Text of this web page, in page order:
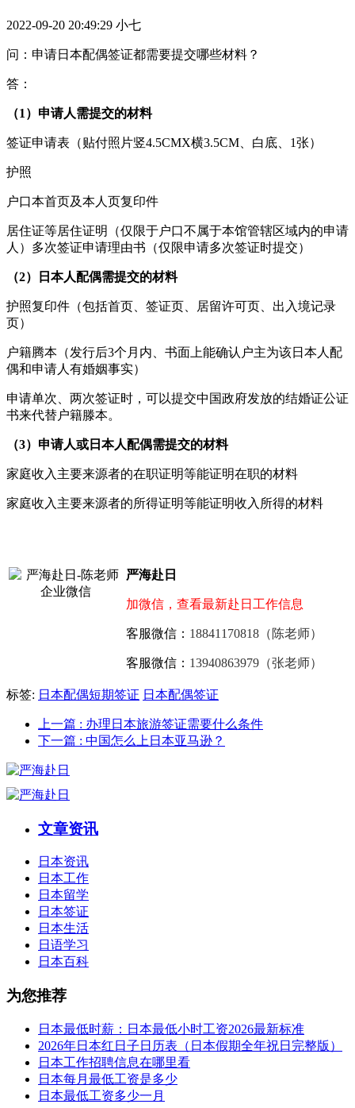
2022-09-20 20:49:29 小七
问：申请日本配偶签证都需要提交哪些材料？
答：
（1）申请人需提交的材料
签证申请表（贴付照片竖4.5CMX横3.5CM、白底、1张）
护照
户口本首页及本人页复印件
居住证等居住证明（仅限于户口不属于本馆管辖区域内的申请
人）多次签证申请理由书（仅限申请多次签证时提交）
（2）日本人配偶需提交的材料
护照复印件（包括首页、签证页、居留许可页、出入境记录
页）
户籍腾本（发行后3个月内、书面上能确认户主为该日本人配
偶和申请人有婚姻事实）
申请单次、两次签证时，可以提交中国政府发放的结婚证公证
书来代替户籍滕本。
（3）申请人或日本人配偶需提交的材料
家庭收入主要来源者的在职证明等能证明在职的材料
家庭收入主要来源者的所得证明等能证明收入所得的材料
严海赴日
加微信，查看最新赴日工作信息
客服微信： 18841170818（陈老师）
客服微信： 13940863979（张老师）
标签: 日本配偶短期签证 日本配偶签证
上一篇 : 办理日本旅游签证需要什么条件
下一篇 : 中国怎么上日本亚马逊？
文章资讯
日本资讯
日本工作
日本留学
日本签证
日本生活
日语学习
日本百科
为您推荐
日本最低时薪：日本最低小时工资2026最新标准
2026年日本红日子日历表（日本假期全年祝日完整版）
日本工作招聘信息在哪里看
日本每月最低工资是多少
日本最低工资多少一月